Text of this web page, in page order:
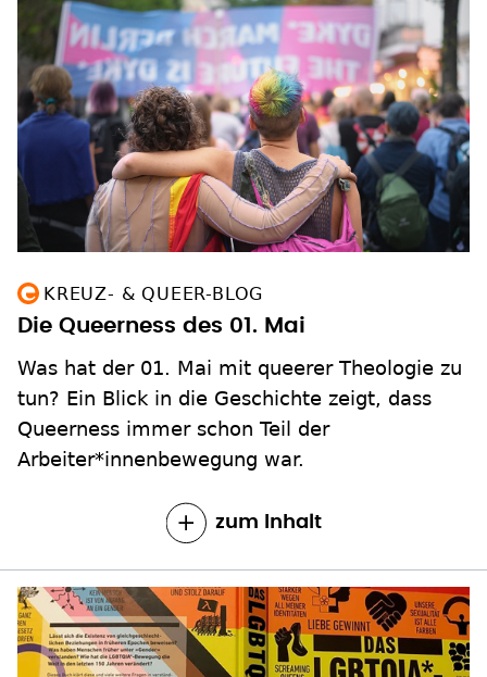
KREUZ- & QUEER-BLOG
Die Queerness des 01. Mai
Was hat der 01. Mai mit queerer Theologie zu
tun? Ein Blick in die Geschichte zeigt, dass
Queerness immer schon Teil der
Arbeiter*innenbewegung war.
zum Inhalt